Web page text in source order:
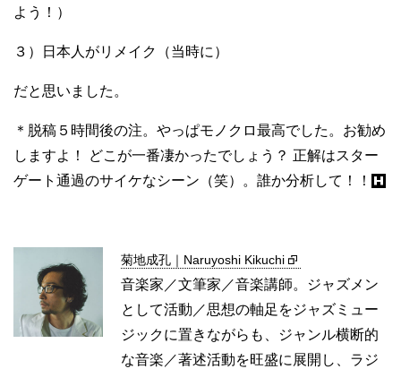
よう！）
３）日本人がリメイク（当時に）
だと思いました。
＊脱稿５時間後の注。やっぱモノクロ最高でした。お勧め
しますよ！ どこが一番凄かったでしょう？ 正解はスター
ゲート通過のサイケなシーン（笑）。誰か分析して！！
菊地成孔｜Naruyoshi Kikuchi
音楽家／文筆家／音楽講師。ジャズメン
として活動／思想の軸足をジャズミュー
ジックに置きながらも、ジャンル横断的
な音楽／著述活動を旺盛に展開し、ラジ